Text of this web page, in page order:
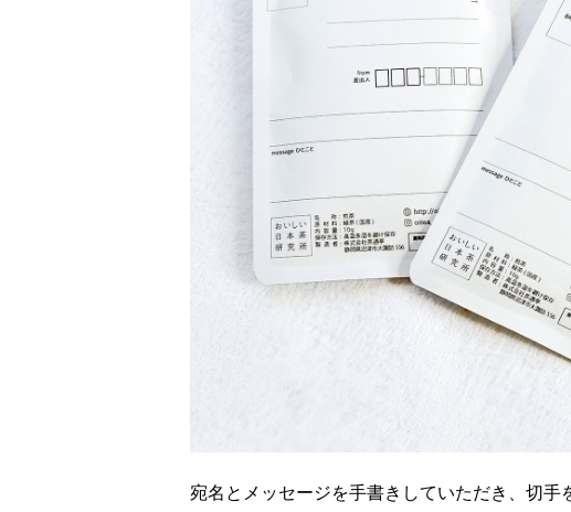
宛名とメッセージを手書きしていただき、切手